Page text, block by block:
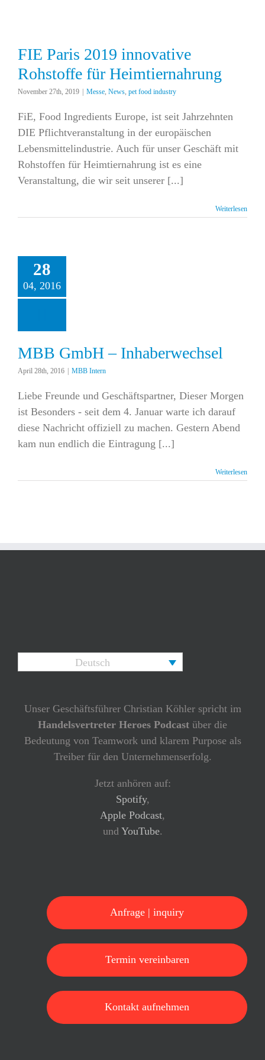
FIE Paris 2019 innovative
Rohstoffe für Heimtiernahrung
November 27th, 2019 Messe, News, pet food industry
FiE, Food Ingredients Europe, ist seit Jahrzehnten
DIE Pflichtveranstaltung in der europäischen
Lebensmittelindustrie. Auch für unser Geschäft mit
Rohstoffen für Heimtiernahrung ist es eine
Veranstaltung, die wir seit unserer [...]
Weiterlesen
28
04, 2016
MBB GmbH – Inhaberwechsel
April 28th, 2016 MBB Intern
Liebe Freunde und Geschäftspartner, Dieser Morgen
ist Besonders - seit dem 4. Januar warte ich darauf
diese Nachricht offiziell zu machen. Gestern Abend
kam nun endlich die Eintragung [...]
Weiterlesen
Deutsch
Unser Geschäftsführer Christian Köhler spricht im
Handelsvertreter Heroes Podcast über die
Bedeutung von Teamwork und klarem Purpose als
Treiber für den Unternehmenserfolg.
Jetzt anhören auf:
Spotify,
Apple Podcast,
und YouTube.
Anfrage | inquiry
Termin vereinbaren
Kontakt aufnehmen